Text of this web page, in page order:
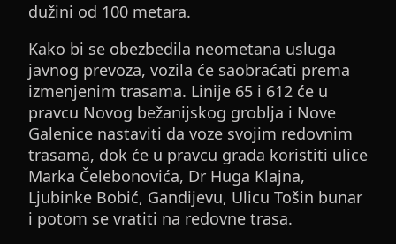
dužini od 100 metara.
Kako bi se obezbedila neometana usluga
javnog prevoza, vozila će saobraćati prema
izmenjenim trasama. Linije 65 i 612 će u
pravcu Novog bežanijskog groblja i Nove
Galenice nastaviti da voze svojim redovnim
trasama, dok će u pravcu grada koristiti ulice
Marka Čelebonovića, Dr Huga Klajna,
Ljubinke Bobić, Gandijevu, Ulicu Tošin bunar
i potom se vratiti na redovne trasa.